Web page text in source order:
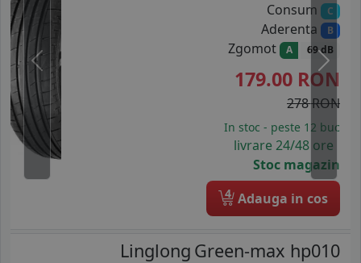
Consum C
Aderenta B
Zgomot A 69 dB
179.00 RON
278 RON
In stoc - peste 12 buc
livrare 24/48 ore
Stoc magazin
4 Adauga in cos
Linglong Green-max hp010
Previous Next